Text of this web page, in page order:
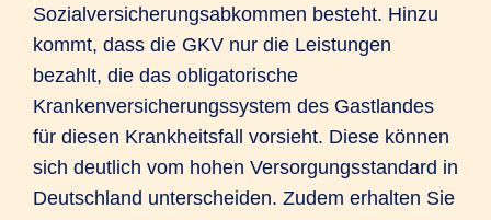
Sozialversicherungsabkommen besteht. Hinzu
kommt, dass die GKV nur die Leistungen
bezahlt, die das obligatorische
Krankenversicherungssystem des Gastlandes
für diesen Krankheitsfall vorsieht. Diese können
sich deutlich vom hohen Versorgungsstandard in
Deutschland unterscheiden. Zudem erhalten Sie